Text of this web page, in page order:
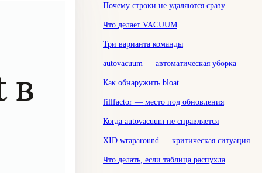
в
Почему строки не удаляются сразу
Что делает VACUUM
Три варианта команды
autovacuum — автоматическая уборка
Как обнаружить bloat
fillfactor — место под обновления
Когда autovacuum не справляется
XID wraparound — критическая ситуация
Что делать, если таблица распухла